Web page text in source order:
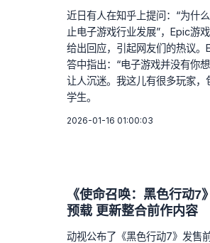
近日有人在知乎上提问：“为什
止电子游戏行业发展”，Epic游
给出回应，引起网友们的热议。
答中指出：“电子游戏并没有你
让人沉迷。我这儿有很多玩家，
学生。
2026-01-16 01:00:03
《使命召唤：黑色行动7
预载 更新整合前作内容
动视公布了《黑色行动7》发售